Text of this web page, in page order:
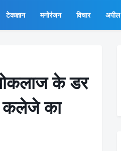
टेकज्ञान मनोरंजन विचार अपील
के डर
कलेजे का